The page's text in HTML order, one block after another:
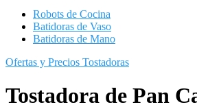
Robots de Cocina
Batidoras de Vaso
Batidoras de Mano
Ofertas y Precios Tostadoras
Tostadora de Pan